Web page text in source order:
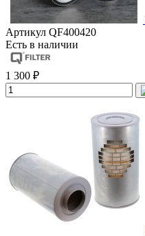
Артикул QF400420
Есть в наличии
1 300 ₽